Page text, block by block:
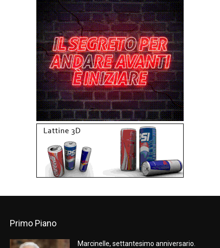
Primo Piano
Marcinelle, settantesimo anniversario.